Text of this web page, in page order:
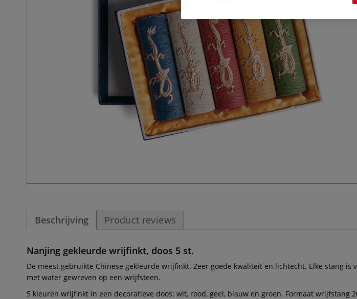
Beschrijving Product reviews
Nanjing gekleurde wrijfinkt, doos 5 st.
De meest gebruikte Chinese gekleurde wrijfinkt. Zeer goede kwaliteit en lichtecht. Elke stang
met water gewreven op een wrijfsteen.
5 kleuren wrijfinkt in een decoratieve doos: wit, rood, geel, blauw en groen. Formaat wrijfstang